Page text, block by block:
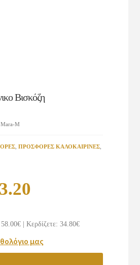
Βισκόζη
| Mara-M
, ΠΡΟΣΦΟΡΕΣ ΚΑΛΟΚΑΙΡΙΝΕΣ,
τιμή
είναι:
€23.20.
Κερδίζετε: 34.80€
μας